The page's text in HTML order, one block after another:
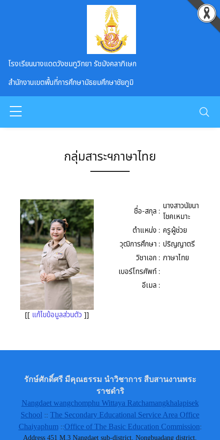
โรงเรียนนางแดดวังชมภูวิทยา รัชมังคลาภิเษก
สำนักงานเขตพื้นที่การศึกษามัธยมศึกษาชัยภูมิ
กลุ่มสาระฯภาษาไทย
[[ แก้ไขข้อมูลส่วนตัว ]]
ชื่อ-สกุล : นางสาวนัยนา
โชคเหมาะ
ตำแหน่ง : ครูผู้ช่วย
วุฒิการศึกษา : ปริญญาตรี
วิชาเอก : ภาษาไทย
เบอร์โทรศัพท์ :
อีเมล :
รักษ์ศักดิ์ศรี มีคุณธรรม นำวิชาการ สืบสานงานพระ
ราชดำริ
Nangdaet wangchomphu Wittaya Ratchamangkhalapisek
School :: The Secondary Educational Service Area Office
Chaiyaphum::Office of The Basic Education Commission:
Address 451 M.3 Nangdaet sub-district, Nongbuadang district,